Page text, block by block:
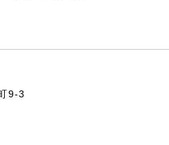
9-3